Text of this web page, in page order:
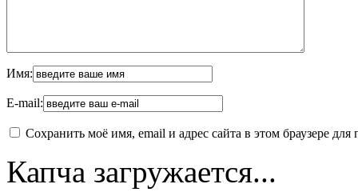
Имя:
E-mail:
Сохранить моё имя, email и адрес сайта в этом браузере
Капча загружается...